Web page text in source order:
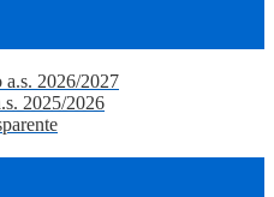
a.s. 2026/2027
2025/2026